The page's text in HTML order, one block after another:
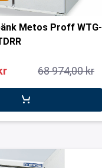
Metos Proff WTG-
68 974,00 kr